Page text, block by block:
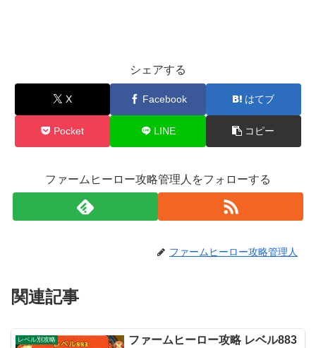
シェアする
X Facebook はてブ
Pocket LINE コピー
ファームヒーロー攻略管理人をフォローする
ファームヒーロー攻略管理人
関連記事
レベル別攻略 ファームヒーロー攻略 レベル883